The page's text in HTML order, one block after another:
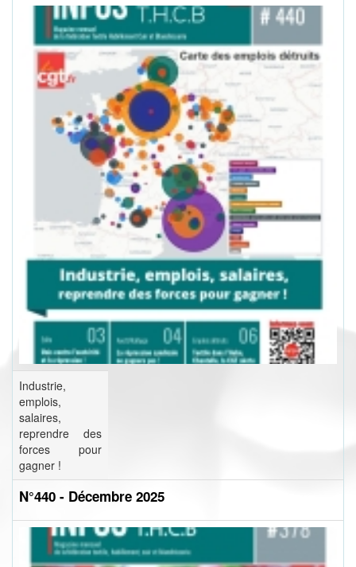
Industrie,
emplois,
salaires,
reprendre des
forces pour
gagner !
N°440 - Décembre 2025